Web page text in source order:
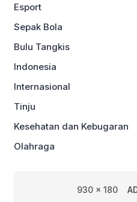
Esport
Sepak Bola
Bulu Tangkis
Indonesia
Internasional
Tinju
Kesehatan dan Kebugaran
Olahraga
930 x 180